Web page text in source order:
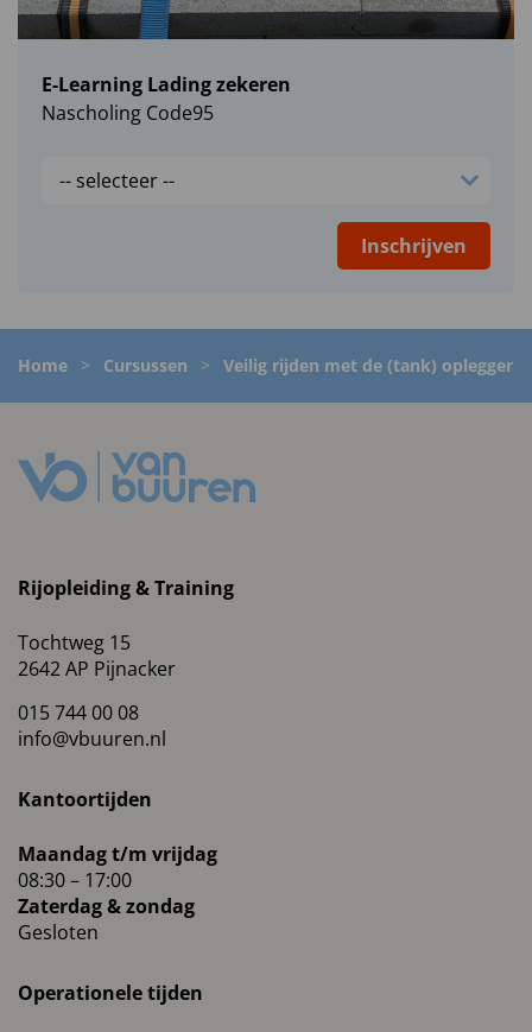
E-Learning Lading zekeren
Nascholing Code95
Inschrijven
Home > Cursussen > Veilig rijden met de (tank) oplegger
Rijopleiding & Training
Tochtweg 15
2642 AP Pijnacker
015 744 00 08
info@vbuuren.nl
Kantoortijden
Maandag t/m vrijdag
08:30 – 17:00
Zaterdag & zondag
Gesloten
Operationele tijden